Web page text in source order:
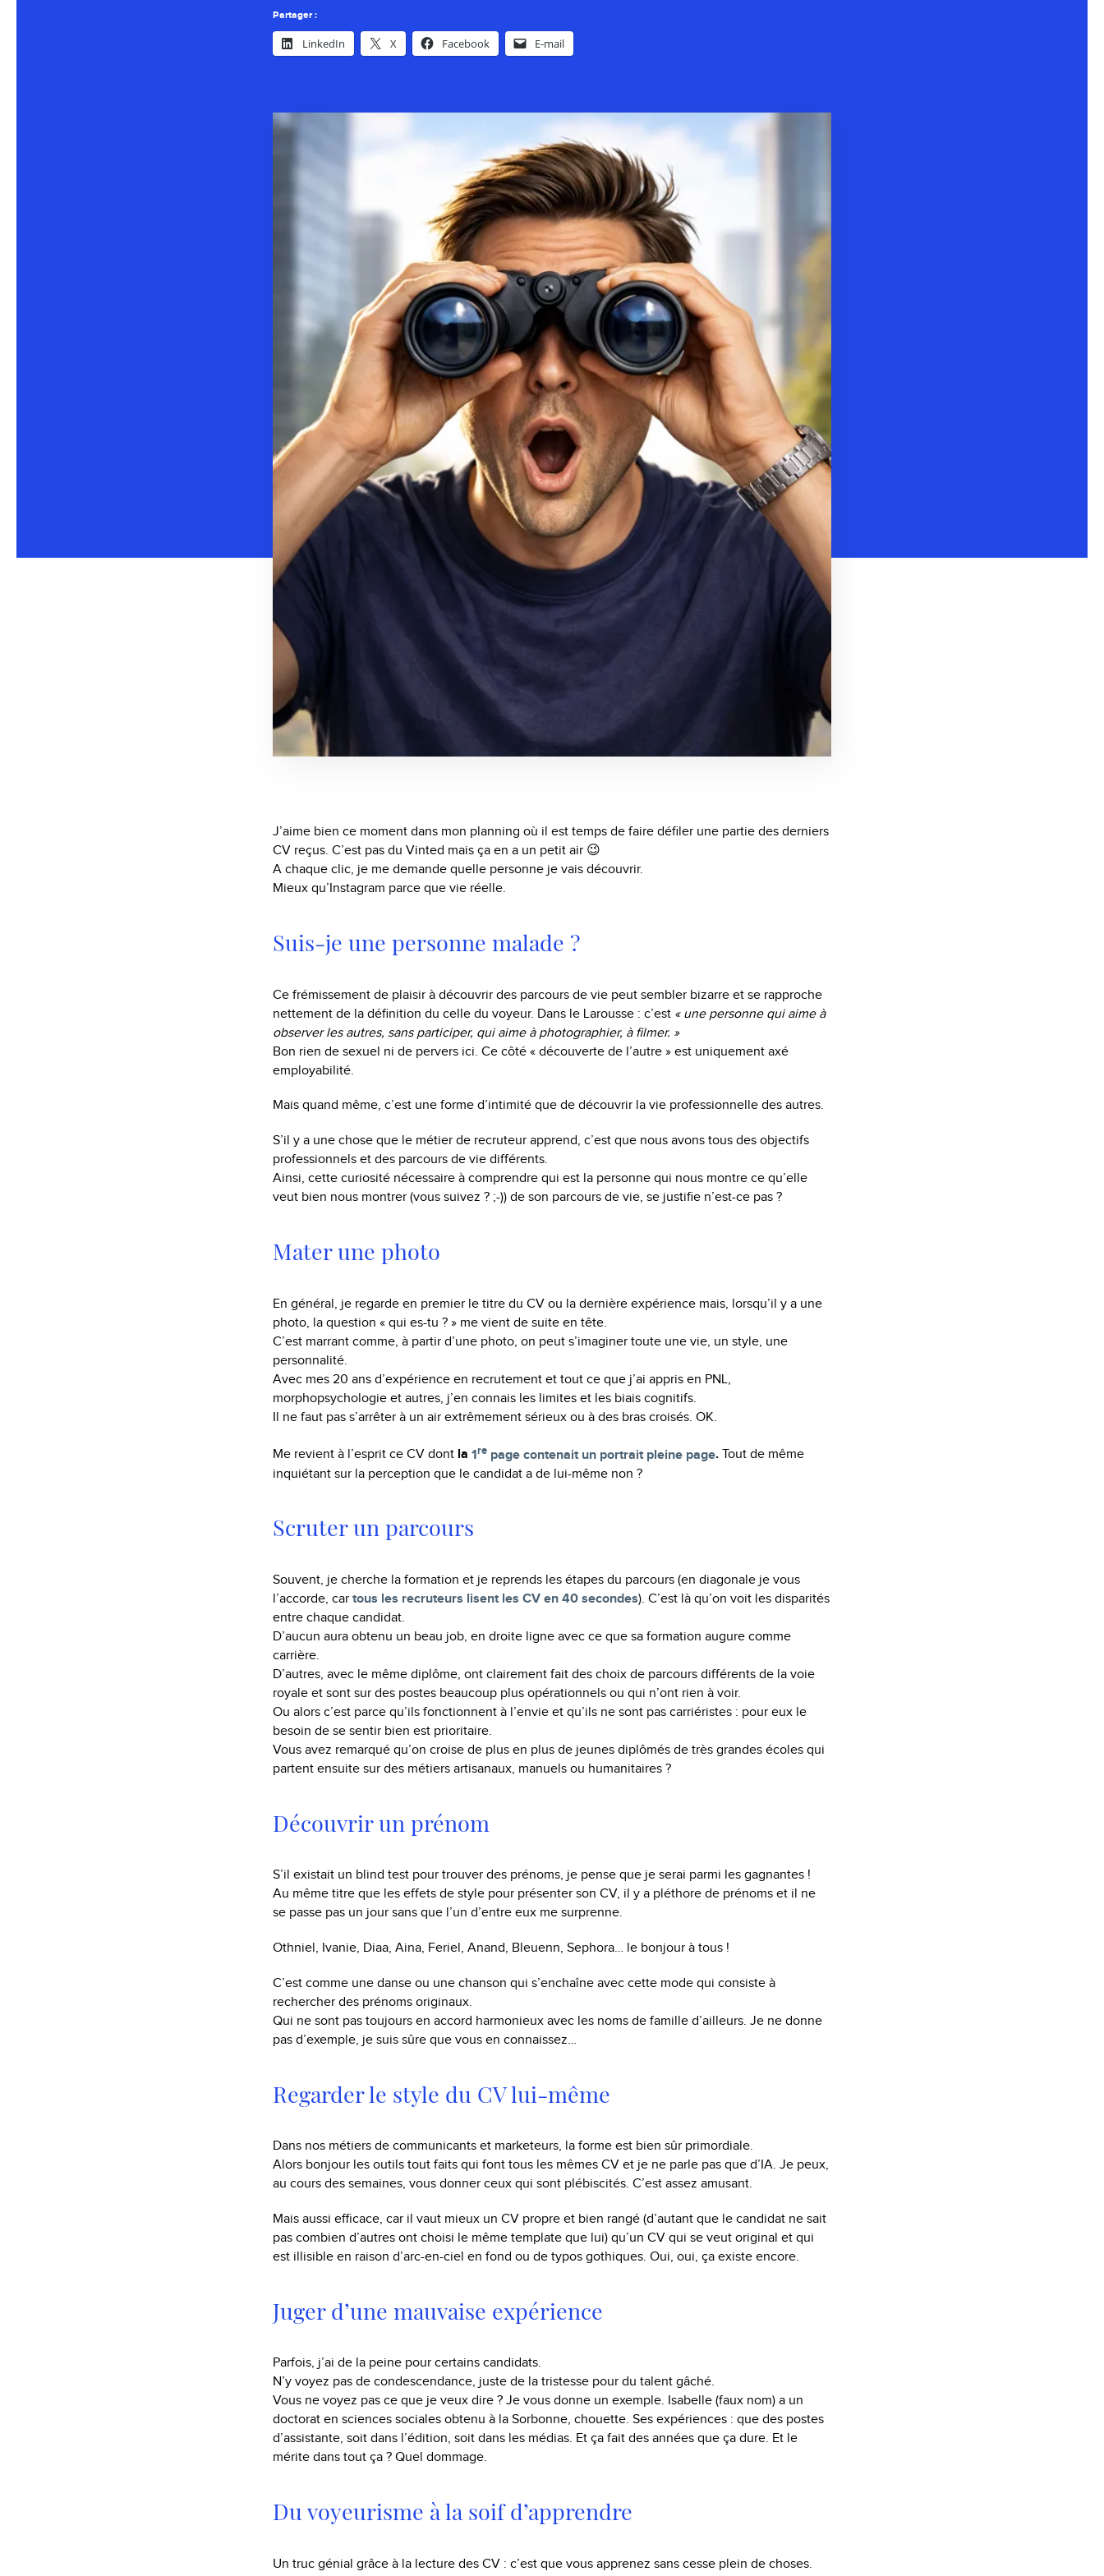
Partager :
LinkedIn X Facebook E-mail
J’aime bien ce moment dans mon planning où il est temps de faire défiler une partie des derniers
CV reçus. C’est pas du Vinted mais ça en a un petit air 😉
A chaque clic, je me demande quelle personne je vais découvrir.
Mieux qu’Instagram parce que vie réelle.
Suis-je une personne malade ?
Ce frémissement de plaisir à découvrir des parcours de vie peut sembler bizarre et se rapproche
nettement de la définition du celle du voyeur. Dans le Larousse : c’est « une personne qui aime à
observer les autres, sans participer, qui aime à photographier, à filmer. »
Bon rien de sexuel ni de pervers ici. Ce côté « découverte de l’autre » est uniquement axé
employabilité.
Mais quand même, c’est une forme d’intimité que de découvrir la vie professionnelle des autres.
S’il y a une chose que le métier de recruteur apprend, c’est que nous avons tous des objectifs
professionnels et des parcours de vie différents.
Ainsi, cette curiosité nécessaire à comprendre qui est la personne qui nous montre ce qu’elle
veut bien nous montrer (vous suivez ? ;-)) de son parcours de vie, se justifie n’est-ce pas ?
Mater une photo
En général, je regarde en premier le titre du CV ou la dernière expérience mais, lorsqu’il y a une
photo, la question « qui es-tu ? » me vient de suite en tête.
C’est marrant comme, à partir d’une photo, on peut s’imaginer toute une vie, un style, une
personnalité.
Avec mes 20 ans d’expérience en recrutement et tout ce que j’ai appris en PNL,
morphopsychologie et autres, j’en connais les limites et les biais cognitifs.
Il ne faut pas s’arrêter à un air extrêmement sérieux ou à des bras croisés. OK.
Me revient à l’esprit ce CV dont la 1re page contenait un portrait pleine page. Tout de même
inquiétant sur la perception que le candidat a de lui-même non ?
Scruter un parcours
Souvent, je cherche la formation et je reprends les étapes du parcours (en diagonale je vous
l’accorde, car tous les recruteurs lisent les CV en 40 secondes). C’est là qu’on voit les disparités
entre chaque candidat.
D’aucun aura obtenu un beau job, en droite ligne avec ce que sa formation augure comme
carrière.
D’autres, avec le même diplôme, ont clairement fait des choix de parcours différents de la voie
royale et sont sur des postes beaucoup plus opérationnels ou qui n’ont rien à voir.
Ou alors c’est parce qu’ils fonctionnent à l’envie et qu’ils ne sont pas carriéristes : pour eux le
besoin de se sentir bien est prioritaire.
Vous avez remarqué qu’on croise de plus en plus de jeunes diplômés de très grandes écoles qui
partent ensuite sur des métiers artisanaux, manuels ou humanitaires ?
Découvrir un prénom
S’il existait un blind test pour trouver des prénoms, je pense que je serai parmi les gagnantes !
Au même titre que les effets de style pour présenter son CV, il y a pléthore de prénoms et il ne
se passe pas un jour sans que l’un d’entre eux me surprenne.
Othniel, Ivanie, Diaa, Aina, Feriel, Anand, Bleuenn, Sephora… le bonjour à tous !
C’est comme une danse ou une chanson qui s’enchaîne avec cette mode qui consiste à
rechercher des prénoms originaux.
Qui ne sont pas toujours en accord harmonieux avec les noms de famille d’ailleurs. Je ne donne
pas d’exemple, je suis sûre que vous en connaissez…
Regarder le style du CV lui-même
Dans nos métiers de communicants et marketeurs, la forme est bien sûr primordiale.
Alors bonjour les outils tout faits qui font tous les mêmes CV et je ne parle pas que d’IA. Je peux,
au cours des semaines, vous donner ceux qui sont plébiscités. C’est assez amusant.
Mais aussi efficace, car il vaut mieux un CV propre et bien rangé (d’autant que le candidat ne sait
pas combien d’autres ont choisi le même template que lui) qu’un CV qui se veut original et qui
est illisible en raison d’arc-en-ciel en fond ou de typos gothiques. Oui, oui, ça existe encore.
Juger d’une mauvaise expérience
Parfois, j’ai de la peine pour certains candidats.
N’y voyez pas de condescendance, juste de la tristesse pour du talent gâché.
Vous ne voyez pas ce que je veux dire ? Je vous donne un exemple. Isabelle (faux nom) a un
doctorat en sciences sociales obtenu à la Sorbonne, chouette. Ses expériences : que des postes
d’assistante, soit dans l’édition, soit dans les médias. Et ça fait des années que ça dure. Et le
mérite dans tout ça ? Quel dommage.
Du voyeurisme à la soif d’apprendre
Un truc génial grâce à la lecture des CV : c’est que vous apprenez sans cesse plein de choses.